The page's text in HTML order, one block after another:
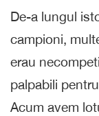
De-a lungul
campioni,
erau
palpabili
Acum avem